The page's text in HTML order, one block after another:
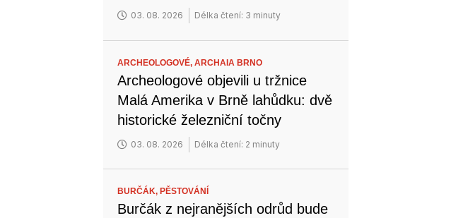
03. 08. 2026 Délka čtení: 3 minuty
ARCHEOLOGOVÉ,ARCHAIA BRNO
Archeologové objevili u tržnice
Malá Amerika v Brně lahůdku: dvě
historické železniční točny
03. 08. 2026 Délka čtení: 2 minuty
BURČÁK, PĚSTOVÁNÍ
Burčák z nejranějších odrůd bude